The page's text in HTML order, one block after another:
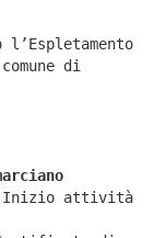
di
Inizio attività